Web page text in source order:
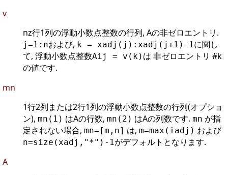
v
nz行1列の浮動小数点整数の行列, Aの非ゼロエントリ.
j=1:nおよび, k = xadj(j):xadj(j+1)-1に関し
て, 浮動小数点整数Aij = v(k) は 非ゼロエントリ #k
の値です.
mn
1行2列または2行1列の浮動小数点整数の行列(オプショ
ン), mn(1) はAの行数, mn(2) はAの列数です. mn が指
定されない場合, mn=[m,n] は, m=max(iadj) および
n=size(xadj,"*")-1がデフォルトとなります.
A